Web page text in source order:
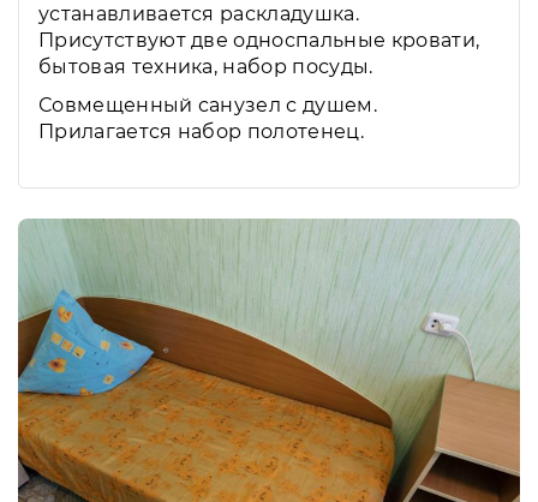
устанавливается раскладушка.
Присутствуют две односпальные кровати,
бытовая техника, набор посуды.
Совмещенный санузел с душем.
Прилагается набор полотенец.